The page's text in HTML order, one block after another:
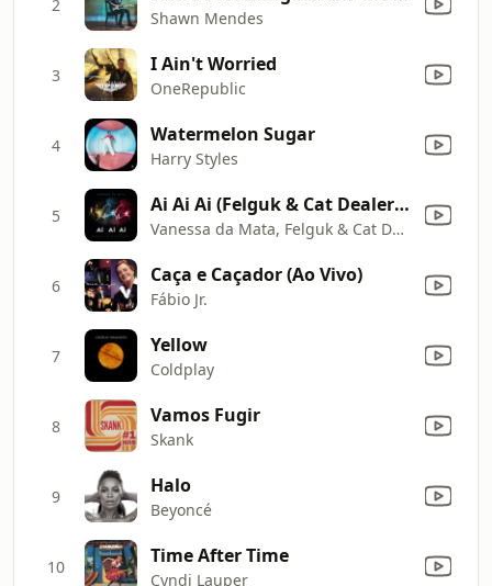
2
Shawn Mendes
3 I Ain't Worried
OneRepublic
4 Watermelon Sugar
Harry Styles
5 Ai Ai Ai (Felguk & Cat Dealers Remix)
Vanessa da Mata, Felguk & Cat Dealers
6 Caça e Caçador (Ao Vivo)
Fábio Jr.
7 Yellow
Coldplay
8 Vamos Fugir
Skank
9 Halo
Beyoncé
10 Time After Time
Cyndi Lauper